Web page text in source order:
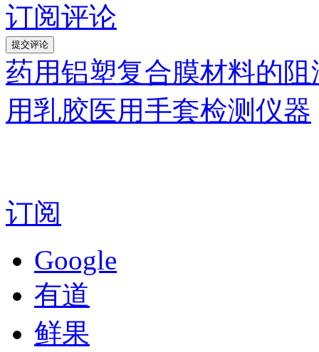
订阅评论
药用铝塑复合膜材料的
用乳胶医用手套检测仪器
订阅
Google
有道
鲜果